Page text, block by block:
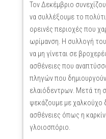
Τον Δεκέμβριο
να συλλέξουμε το
ορεινές περιοχές που
ωρίμανση. Η συλλογή
να μη γίνεται σε
ασθένειες που
πληγών που
ελαιόδεντρων. Μετά τη
ψεκάζουμε με χαλκούχο
ασθένειες όπως η
γλοιοσπόριο.